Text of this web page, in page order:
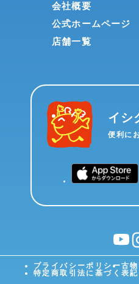
会社概要
公式ホームページ
店舗一覧
イシ
便利に
YouTube
プライバシーポリシー古
特定商取引法に基づく表記